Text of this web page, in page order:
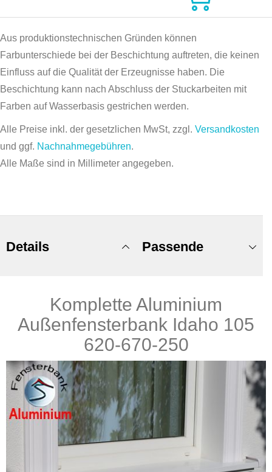
Aus produktionstechnischen Gründen können
Farbunterschiede bei der Beschichtung auftreten, die keinen
Einfluss auf die Qualität der Erzeugnisse haben. Die
Beschichtung kann nach Abschluss der Stuckarbeiten mit
Farben auf Wasserbasis gestrichen werden.
Alle Preise inkl. der gesetzlichen MwSt, zzgl. Versandkosten
und ggf. Nachnahmegebühren.
Alle Maße sind in Millimeter angegeben.
Details
Komplette Aluminium
Außenfensterbank Idaho 105
620-670-250
Passende
Produkte